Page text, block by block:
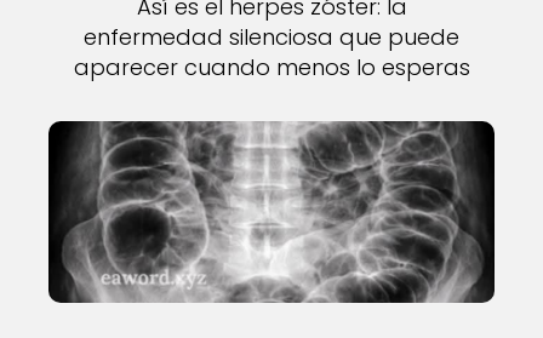
Así es el herpes zóster: la
enfermedad silenciosa que puede
aparecer cuando menos lo esperas